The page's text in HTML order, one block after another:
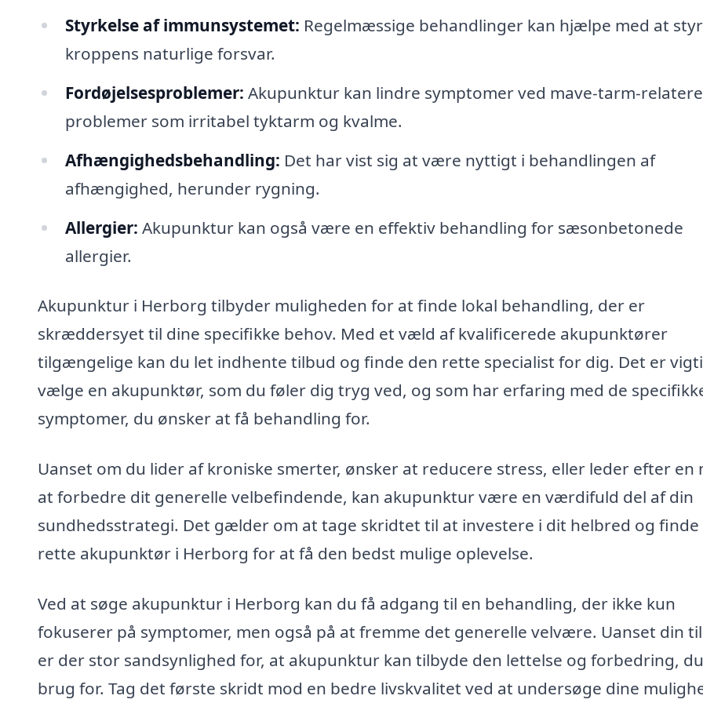
Styrkelse af immunsystemet: Regelmæssige behandlinger kan hjælpe med at
kroppens naturlige forsvar.
Fordøjelsesproblemer: Akupunktur kan lindre symptomer ved mave-tarm-
problemer som irritabel tyktarm og kvalme.
Afhængighedsbehandling: Det har vist sig at være nyttigt i behandlingen af
afhængighed, herunder rygning.
Allergier: Akupunktur kan også være en effektiv behandling for sæsonbetonede
allergier.
Akupunktur i Herborg tilbyder muligheden for at finde lokal behandling, der er
skræddersyet til dine specifikke behov. Med et væld af kvalificerede akupunktører
tilgængelige kan du let indhente tilbud og finde den rette specialist for dig. Det er
vælge en akupunktør, som du føler dig tryg ved, og som har erfaring med de
symptomer, du ønsker at få behandling for.
Uanset om du lider af kroniske smerter, ønsker at reducere stress, eller leder efter en
at forbedre dit generelle velbefindende, kan akupunktur være en værdifuld del af din
sundhedsstrategi. Det gælder om at tage skridtet til at investere i dit helbred og finde
rette akupunktør i Herborg for at få den bedst mulige oplevelse.
Ved at søge akupunktur i Herborg kan du få adgang til en behandling, der ikke kun
fokuserer på symptomer, men også på at fremme det generelle velvære. Uanset din
er der stor sandsynlighed for, at akupunktur kan tilbyde den lettelse og forbedring,
brug for. Tag det første skridt mod en bedre livskvalitet ved at undersøge dine